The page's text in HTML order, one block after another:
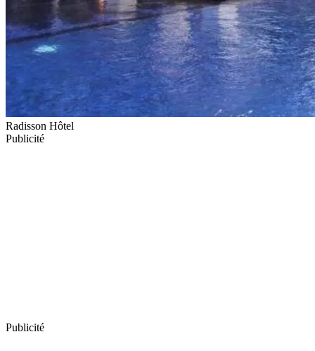
Radisson Hôtel
Publicité
Publicité